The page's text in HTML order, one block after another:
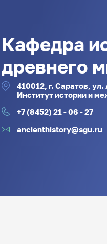
Кафедра
древнего
410012, г. Саратов,
Институт истории и
+7 (8452) 21 - 06 - 27
ancienthistory@sgu.ru